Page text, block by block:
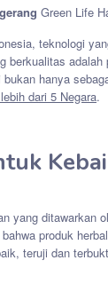
Green Life
teknologi
berkualitas adalah
hanya
dari 5 Negara.
yang ditawarkan
produk
teruji dan